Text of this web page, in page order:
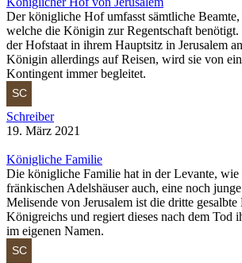
Der königliche Hof umfasst sämtliche
welche die Königin zur Regentschaft
der Hofstaat in ihrem Hauptsitz in Jerusalem
Königin allerdings auf Reisen, wird sie von
Kontingent immer begleitet.
Schreiber
19. März 2021
Königliche Familie
Die königliche Familie hat in der Levante, wie
fränkischen Adelshäuser auch, eine noch
Melisende von Jerusalem ist die dritte
Königreichs und regiert dieses nach dem Tod
im eigenen Namen.